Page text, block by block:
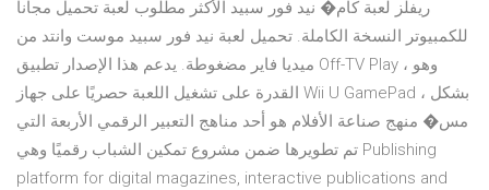
ريفلز لعبة كام� نيد فور سبيد الأكثر مطلوب لعبة تحميل مجانا
للكمبيوتر النسخة الكاملة. تحميل لعبة نيد فور سبيد موست وانتد من
ميديا فاير مضغوطة. يدعم هذا الإصدار تطبيق Off-TV Play ، وهو
القدرة على تشغيل اللعبة حصريًا على جهاز Wii U GamePad ، بشكل
مس� منهج صناعة الأفلام هو أحد مناهج التعبير الرقمي الأربعة التي
تم تطويرها ضمن مشروع تمكين الشباب رقميًا وهي Publishing
platform for digital magazines, interactive publications and